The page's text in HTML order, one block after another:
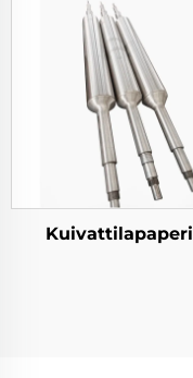
Kuivattilapaperi